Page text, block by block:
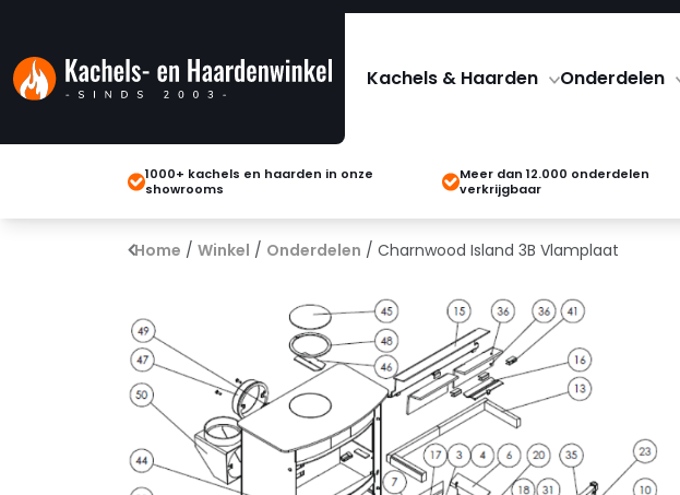
Kachels & Haarden Onderdelen
1000+ kachels en haarden in onze
showrooms
Meer dan 12.000 onderdelen
verkrijgbaar
Home / Winkel / Onderdelen / Charnwood Island 3B Vlamplaat